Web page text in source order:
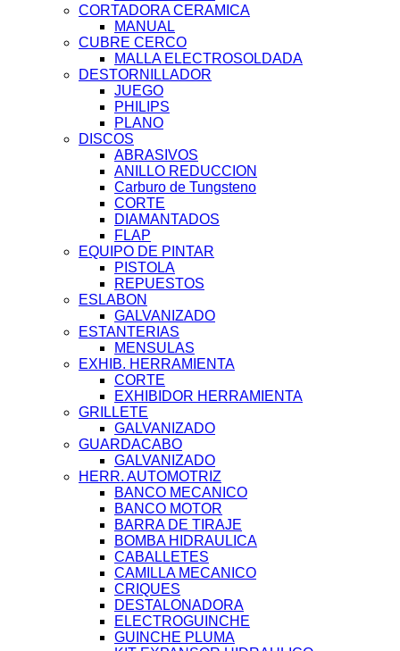
CORTADORA CERAMICA
MANUAL
CUBRE CERCO
MALLA ELECTROSOLDADA
DESTORNILLADOR
JUEGO
PHILIPS
PLANO
DISCOS
ABRASIVOS
ANILLO REDUCCION
Carburo de Tungsteno
CORTE
DIAMANTADOS
FLAP
EQUIPO DE PINTAR
PISTOLA
REPUESTOS
ESLABON
GALVANIZADO
ESTANTERIAS
MENSULAS
EXHIB. HERRAMIENTA
CORTE
EXHIBIDOR HERRAMIENTA
GRILLETE
GALVANIZADO
GUARDACABO
GALVANIZADO
HERR. AUTOMOTRIZ
BANCO MECANICO
BANCO MOTOR
BARRA DE TIRAJE
BOMBA HIDRAULICA
CABALLETES
CAMILLA MECANICO
CRIQUES
DESTALONADORA
ELECTROGUINCHE
GUINCHE PLUMA